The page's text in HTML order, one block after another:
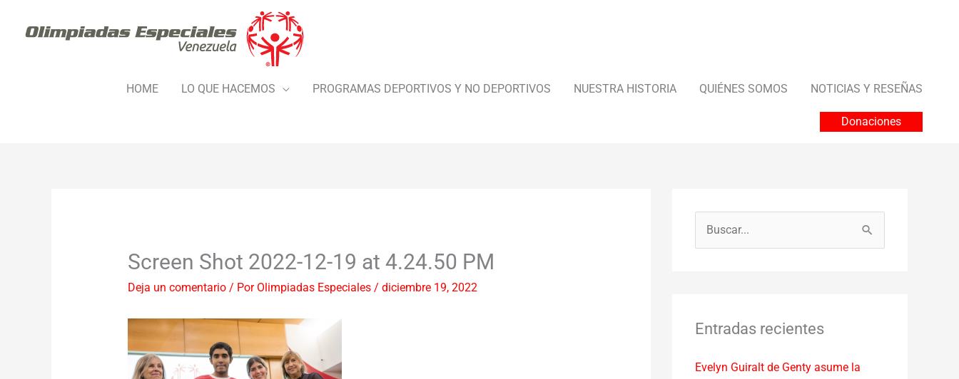
HOME LO QUE HACEMOS PROGRAMAS DEPORTIVOS Y NO DEPORTIVOS NUESTRA HISTORIA QUIÉNES SOMOS NOTICIAS Y RESEÑAS
Donaciones
Screen Shot 2022-12-19 at 4.24.50 PM
Deja un comentario / Por Olimpiadas Especiales / diciembre 19, 2022
a
p
Entradas recientes
Evelyn Guiralt de Genty asume la